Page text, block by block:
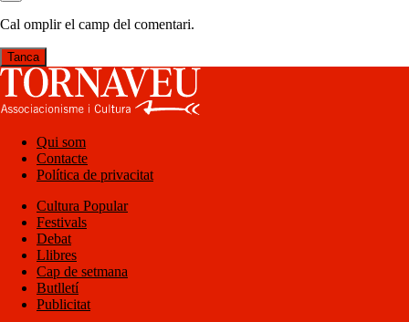
Cal omplir el camp del comentari.
Tanca
Qui som
Contacte
Política de privacitat
Cultura Popular
Festivals
Debat
Llibres
Cap de setmana
Butlletí
Publicitat